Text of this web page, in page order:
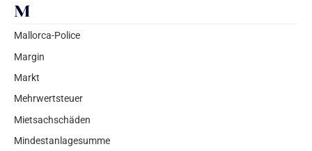
M
Mallorca-Police
Margin
Markt
Mehrwertsteuer
Mietsachschäden
Mindestanlagesumme